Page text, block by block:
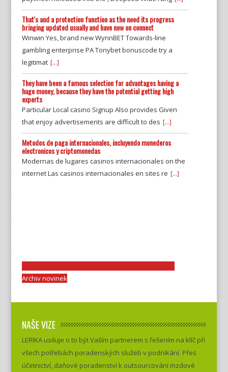
That's and a protection function as the need its progress
bringing updated usually and have now on connect
Winwin Yes, brand new WynnBET Towards-line
gambling enterprise PA Tonybet bonuscode try a
legitimat [...]
They have been a famous selection for advantages having a
huge money, because they have the potential getting high
experts
Particular Local casino Signup Also provides Given
that enjoy advertisements are difficult to des [...]
Metodos de paga internacionales, incluyendo monederos
electronicos y criptomonedas
Modernas de lugares casinos internacionales on the
internet Las casinos internacionales en sites re [...]
Archiv novinek
NAŠE VIZE
LERIKA usiluje o to být Vaším partnerem s řešením na klíč při
všech potřebách poradenských služeb v podnikání. Přes
účetnictví, daňové poradenství k outsourcování mzdové